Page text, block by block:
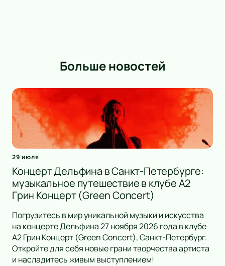
Больше новостей
29 июля
Концерт Дельфина в Санкт-Петербурге:
музыкальное путешествие в клубе А2
Грин Концерт (Green Concert)
Погрузитесь в мир уникальной музыки и искусства
на концерте Дельфина 27 ноября 2026 года в клубе
А2 Грин Концерт (Green Concert), Санкт-Петербург.
Откройте для себя новые грани творчества артиста
и насладитесь живым выступлением!